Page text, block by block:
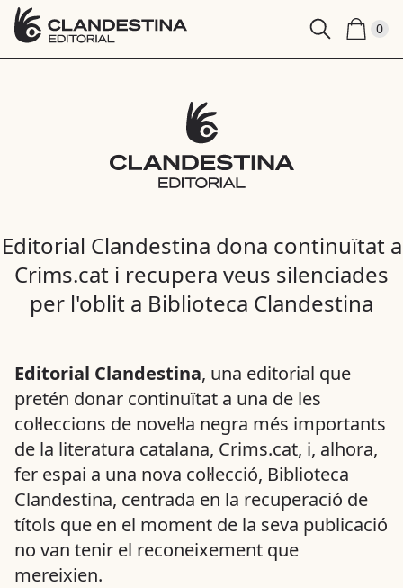
0
Editorial Clandestina dona continuïtat a
Crims.cat i recupera veus silenciades
per l'oblit a Biblioteca Clandestina
Editorial Clandestina, una editorial que
pretén donar continuïtat a una de les
col·leccions de novel·la negra més importants
de la literatura catalana, Crims.cat, i, alhora,
fer espai a una nova col·lecció, Biblioteca
Clandestina, centrada en la recuperació de
títols que en el moment de la seva publicació
no van tenir el reconeixement que
mereixien.